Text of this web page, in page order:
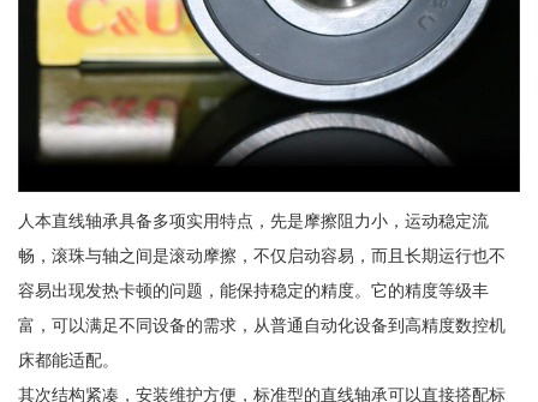
人本直线轴承具备多项实用特点，先是摩擦阻力小，运动稳定流
畅，滚珠与轴之间是滚动摩擦，不仅启动容易，而且长期运行也不
容易出现发热卡顿的问题，能保持稳定的精度。它的精度等级丰
富，可以满足不同设备的需求，从普通自动化设备到高精度数控机
床都能适配。
其次结构紧凑，安装维护方便，标准型的直线轴承可以直接搭配标